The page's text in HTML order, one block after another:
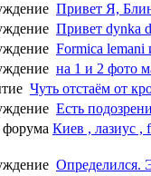
Привет Я,
Привет dynka
Formica lemani
на 1 и 2 фото
Чуть отстаём от
Есть
Киев , лазиус ,
Определился.